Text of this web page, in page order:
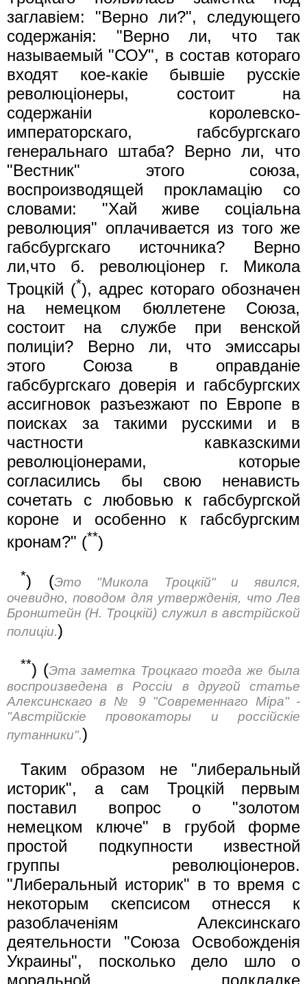
заглавiем: "Верно ли?", следующего
содержанiя: "Верно ли, что так
называемый "СОУ", в состав котораго
входят кое-какie бывшiе русскie
революцiонеры, состоит на
содержанiи королевско-
императорскаго, габсбургскаго
генеральнаго штаба? Верно ли, что
"Вестник" этого союза,
воспроизводящей прокламацiю со
словами: "Хай живе соцiальна
революция" оплачивается из того же
габсбургскаго источника? Верно
ли,что б. революцiонер г. Микола
Троцкiй (*), адрес котораго обозначен
на немецком бюллетене Союза,
состоит на службе при венской
полицiи? Верно ли, что эмиссары
этого Союза в оправданiе
габсбургскаго доверiя и габсбургских
ассигновок разъезжают по Европе в
поисках за такими русскими и в
частности кавказскими
революцiонерами, которые
согласились бы свою ненависть
сочетать с любовью к габсбургской
короне и особенно к габсбургским
кронам?" (**)
*) (Это "Микола Троцкiй" и явился,
очевидно, поводом для утвержденiя, что Лев
Бронштейн (Н. Троцкiй) служил в австрiйской
полицiи.)
**) (Эта заметка Троцкаго тогда же была
воспроизведена в Россiи в другой статье
Алексинскаго в № 9 "Современнаго Mipa" -
"Австрiйскiе провокаторы и россiйскiе
путанники".)
Таким образом не "либеральный
историк", а сам Троцкiй первым
поставил вопрос о "золотом
немецком ключе" в грубой форме
простой подкупности известной
группы революцiонеров.
"Либеральный историк" в то время с
некоторым скепсисом отнесся к
разоблаченiям Алексинскаго
деятельности "Союза Освобожденiя
Украины", посколько дело шло о
моральной подкладке